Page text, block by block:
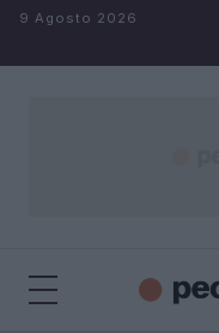
Salta al contenuto
9 Agosto 2026